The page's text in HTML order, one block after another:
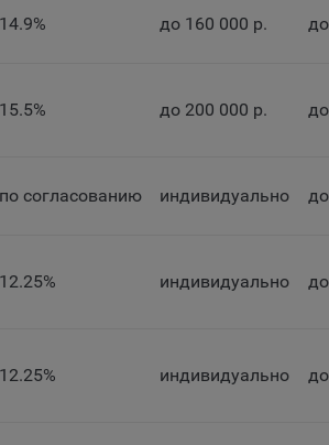
настроек файлов cookie на сайте субъекты
или отклонить сбор всех или
удобства пользователей сайтов;
информации в обобщенном
и предоставление
(обязательные) файлы cookie,
работы сайтов и полноценного
не могут быть отключены в системах.
14.9% до 160 000 р.
15.5% до 200 000 р.
по согласованию индивидуально
12.25% индивидуально
12.25% индивидуально